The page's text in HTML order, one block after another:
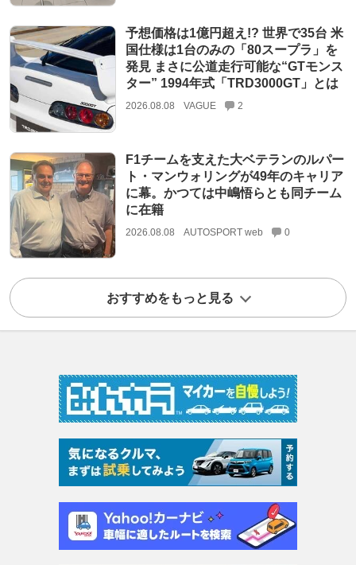
予想価格は1億円超え!? 世界で35台 米
国仕様は1台のみの「80スープラ」を
発見 まさに公道走行可能な“GTモンス
ター” 1994年式「TRD3000GT」とは
2026.08.08 VAGUE 2
F1チームを支えた大ベテランのルパー
ト・マンウォリングが49年のキャリア
に幕。かつては中嶋悟らとも同チーム
に在籍
2026.08.08 AUTOSPORT web 0
おすすめをもっと見る